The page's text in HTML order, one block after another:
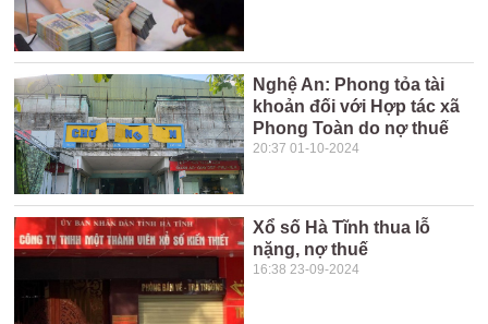
Nghệ An: Phong tỏa tài
khoản đối với Hợp tác xã
Phong Toàn do nợ thuế
20:37 01-10-2024
Xổ số Hà Tĩnh thua lỗ
nặng, nợ thuế
16:38 23-09-2024